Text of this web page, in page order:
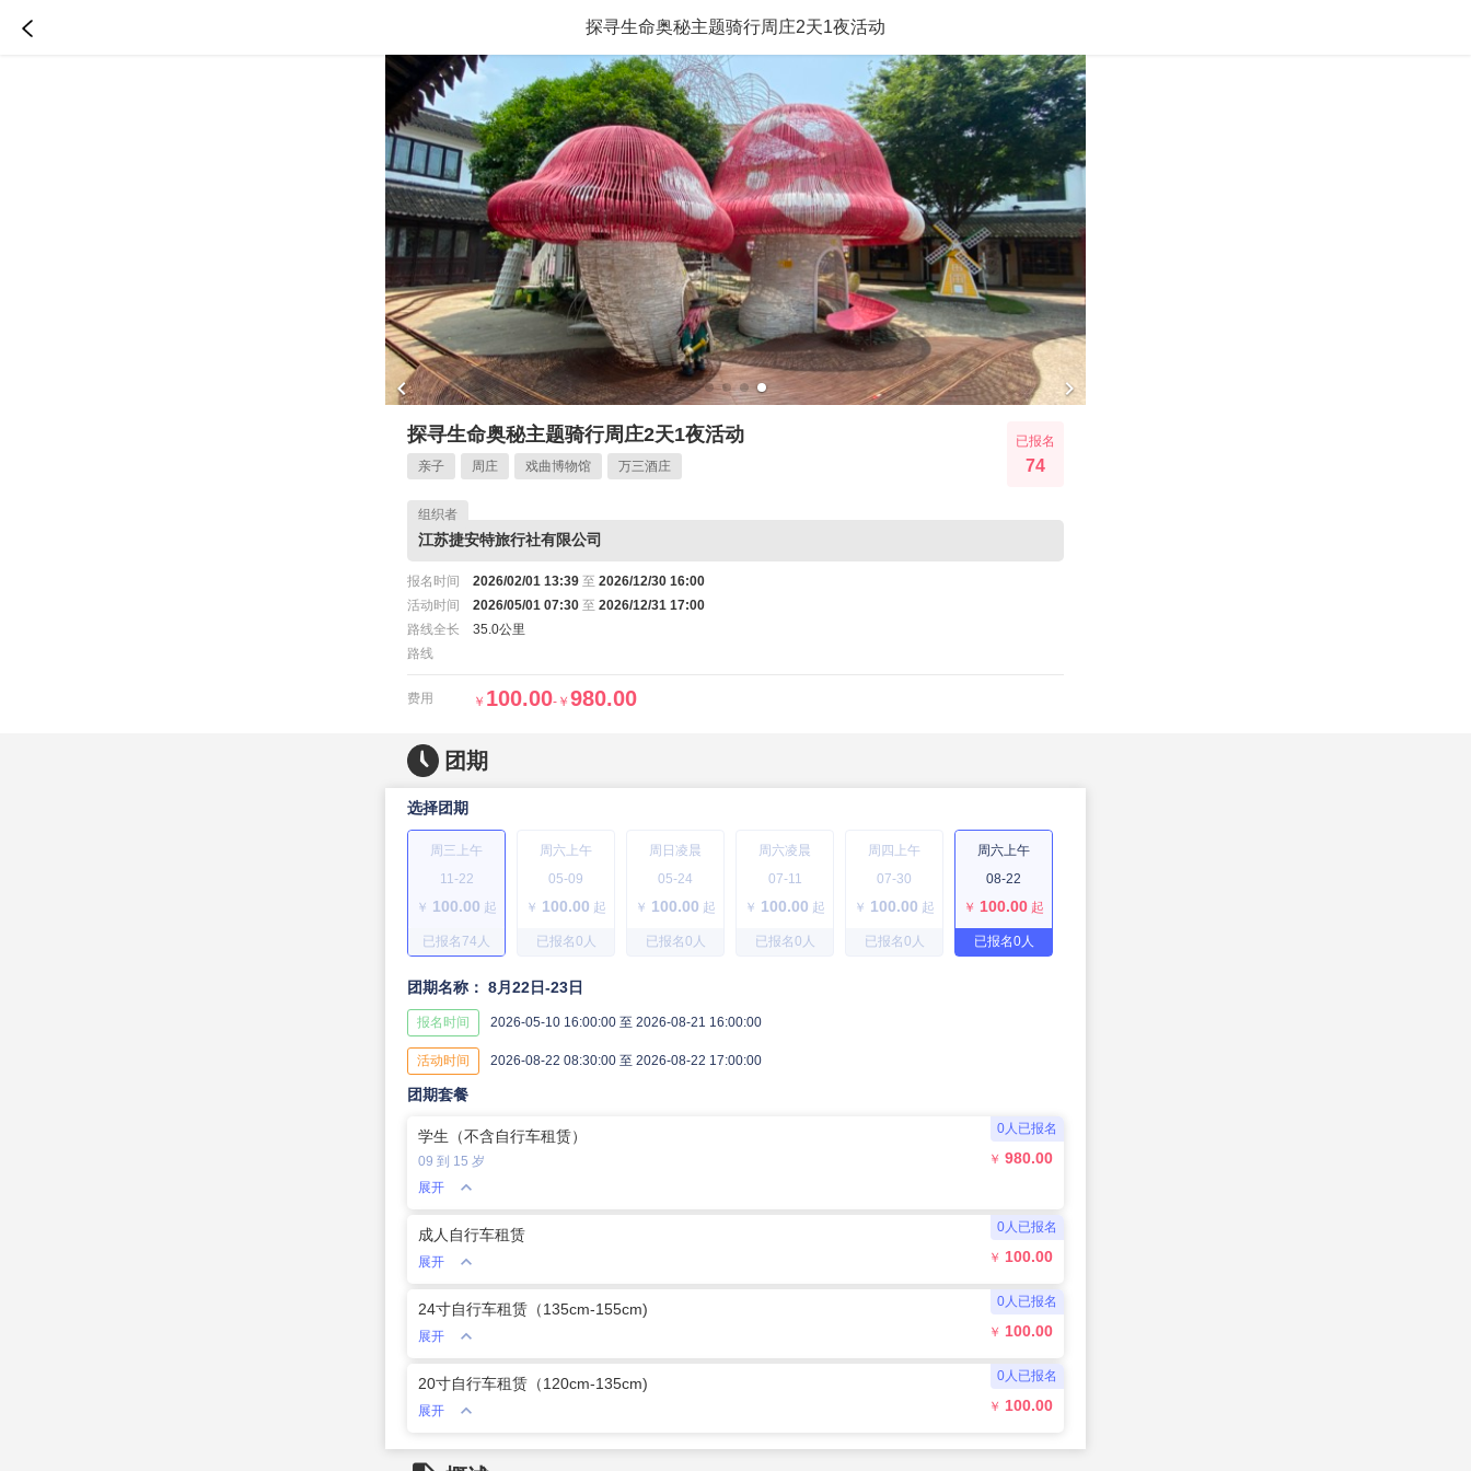
探寻生命奥秘主题骑行周庄2天1夜活动
 
探寻生命奥秘主题骑行周庄2天1夜活动
亲子 周庄 戏曲博物馆 万三酒庄
已报名
74
组织者
江苏捷安特旅行社有限公司
报名时间 2026/02/01 13:39 至 2026/12/30 16:00
活动时间
2026/05/01 07:30 至 2026/12/31 17:00
路线全长
35.0公里
路线
费用 ￥ 100.00- ￥ 980.00
团期
选择团期
周三上午
11-22
￥ 100.00 起
已报名 74 人
周六上午
05-09
￥ 100.00 起
已报名0 人
周日凌晨
05-24
￥ 100.00 起
已报名0 人
周六凌晨
07-11
￥ 100.00 起
已报名0 人
周四上午
07-30
￥ 100.00 起
已报名0 人
周六上午
08-22
￥ 100.00 起
已报名0人
团期名称： 8月22日-23日
报名时间 2026-05-10 16:00:00 至 2026-08-21 16:00:00
活动时间 2026-08-22 08:30:00 至 2026-08-22 17:00:00
团期套餐
学生（不含自行车租赁）
09 到 15 岁
展开

￥ 980.00
0人已报名
成人自行车租赁
展开  ￥ 100.00
0人已报名
24寸自行车租赁（135cm-155cm)
展开  ￥ 100.00
0人已报名
20寸自行车租赁（120cm-135cm)
展开  ￥ 100.00
0人已报名